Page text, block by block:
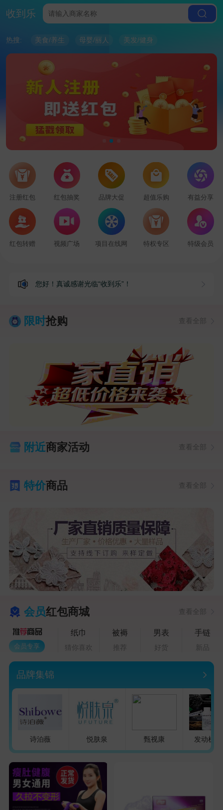
收到乐
热搜: 美食/养生 母婴/丽人 美发/健身
注册红包 红包抽奖 品牌大促 超值乐购 有益分享
红包转赠 视频广场 项目在线网 特权专区 特级会员
您好！真诚感谢光临“收到乐”！
限时抢购 查看全部
附近商家活动 查看全部
特价商品 查看全部
会员红包商城 查看全部
会员专享
纸巾
猜你喜欢
被褥
推荐
男表
好货
手链
新品
品牌集锦
诗泊薇 悦肤泉 甄视康 发动机